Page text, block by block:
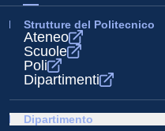
Strutture del Politecnico
Ateneo
Scuole
Poli
Dipartimenti
Dipartimento